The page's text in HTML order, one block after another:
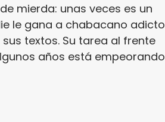
mierda: unas veces es un
le gana a chabacano adicto
textos. Su tarea al frente
años está empeorando